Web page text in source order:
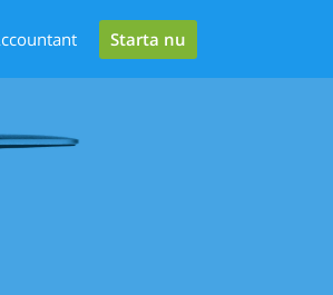
Starta nu